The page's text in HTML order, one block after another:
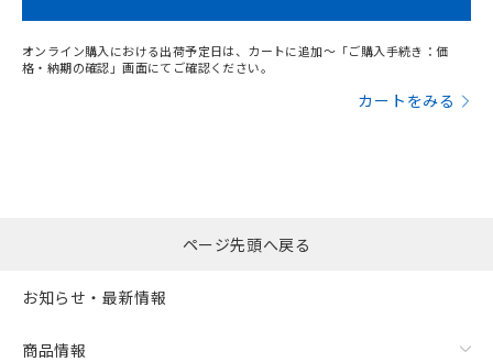
オンライン購入における出荷予定日は、カートに追加～「ご購入手続き：価
格・納期の確認」画面にてご確認ください。
カートをみる
ページ先頭へ戻る
お知らせ・最新情報
商品情報